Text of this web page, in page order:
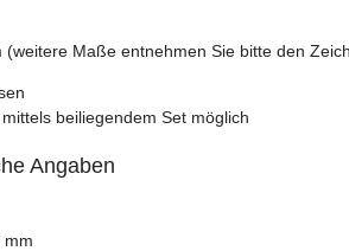
Maße entnehmen Sie bitte den
beiliegendem Set möglich
Angaben
mm